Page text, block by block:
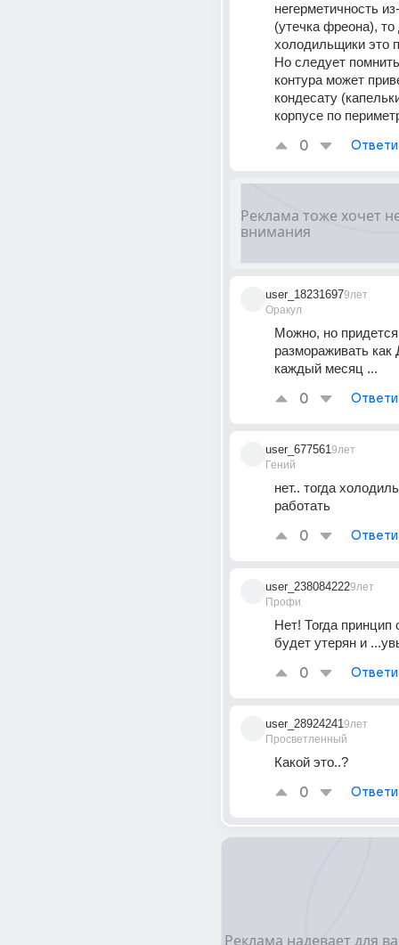
негерметичность
(утечка фреона), то
холодильщики это
Но следует
контура может
кондесату
корпусе по
0
user_18231697
Оракул
9лет
Можно, но придется
размораживать как
каждый месяц ...
0
user_677561
Гений
9лет
нет.. тогда
работать
0
user_238084222
Профи
9лет
Нет! Тогда принцип
будет утерян и
0
user_28924241
Просветленный
9лет
Какой это..?
0